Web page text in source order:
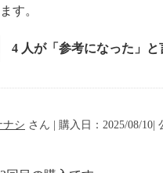
す。
4 人が「参考になった」
ナシ さん | 購入日：2025/08/10|